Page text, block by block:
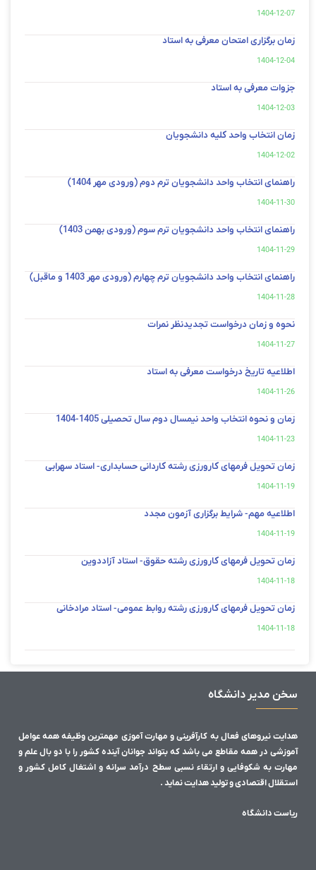
1404-12-07
زمان برگزاری امتحان معرفی به استاد
1404-12-04
جزوات معرفی به استاد
1404-12-03
زمان انتخاب واحد کلیه دانشجویان
1404-12-02
راهنمای انتخاب واحد دانشجویان ترم دوم (ورودی مهر 1404)
1404-11-30
راهنمای انتخاب واحد دانشجویان ترم سوم (ورودی بهمن 1403)
1404-11-29
راهنمای انتخاب واحد دانشجویان ترم چهارم (ورودی مهر 1403 و ماقبل)
1404-11-28
نحوه و زمان درخواست تجدیدنظر نمرات
1404-11-27
اطلاعیه تاریخ درخواست معرفی به استاد
1404-11-26
زمان و نحوه انتخاب واحد نیمسال دوم سال تحصیلی 1405-1404
1404-11-23
زمان تحویل فرمهای کارورزی رشته کاردانی حسابداری- استاد سهرابی
1404-11-19
اطلاعیه مهم- شرایط برگزاری آزمون مجدد
1404-11-19
زمان تحویل فرمهای کارورزی رشته حقوق- استاد آزاددوین
1404-11-18
زمان تحویل فرمهای کارورزی رشته روابط عمومی- استاد مرادخانی
1404-11-18
سخن مدیر دانشگاه
هدایت نیروهای فعال به کارآفرینی و مهارت آموزی مهمترین وظیفه همه عوامل
آموزشی در همه مقاطع می باشد که بتواند جوانان آینده کشور را با دو بال علم و
مهارت به شکوفایی و ارتقاء نسبی سطح درآمد سرانه و اشتغال کامل کشور و
استقلال اقتصادی و تولید هدایت نماید .
ریاست دانشگاه